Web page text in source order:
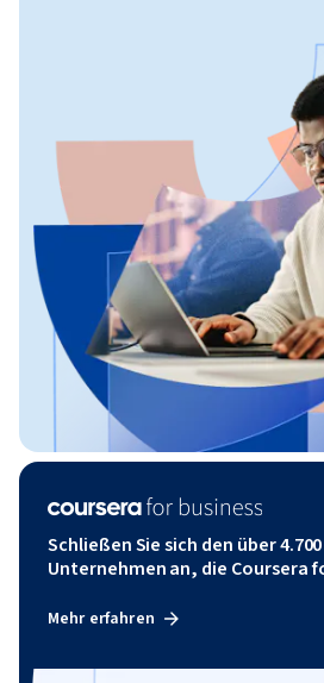
Schließen Sie sich den über
Unternehmen an, die Coursera
Mehr erfahren